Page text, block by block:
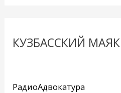
КУЗБАССКИЙ МАЯК
РадиоАдвокатура